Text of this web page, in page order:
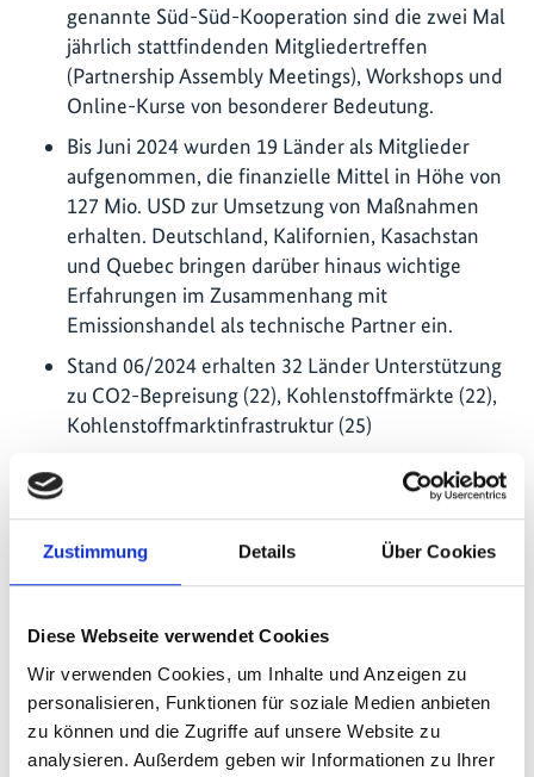
Zustimmung Details Über Cookies
Diese Webseite verwendet Cookies
Wir verwenden Cookies, um Inhalte und Anzeigen zu
personalisieren, Funktionen für soziale Medien anbieten
zu können und die Zugriffe auf unsere Website zu
analysieren. Außerdem geben wir Informationen zu Ihrer
genannte Süd-Süd-Kooperation sind die zwei Mal
jährlich stattfindenden Mitgliedertreffen
(Partnership Assembly Meetings), Workshops und
Online-Kurse von besonderer Bedeutung.
Bis Juni 2024 wurden 19 Länder als Mitglieder
aufgenommen, die finanzielle Mittel in Höhe von
127 Mio. USD zur Umsetzung von Maßnahmen
erhalten. Deutschland, Kalifornien, Kasachstan
und Quebec bringen darüber hinaus wichtige
Erfahrungen im Zusammenhang mit
Emissionshandel als technische Partner ein.
Stand 06/2024 erhalten 32 Länder Unterstützung
zu CO2-Bepreisung (22), Kohlenstoffmärkte (22),
Kohlenstoffmarktinfrastruktur (25)
Inzwischen wurden von der PMI 17 finale
Implementierungsunterstützung seitens der
Durchführungsländer bewilligt, die auf
systematischen Analysen und
Interessensgruppen in den
Implementierungsländern basieren und somit
den Grundstein zur Einführung von
Marktinstrumenten zur CO2-Bepreisung bilden.